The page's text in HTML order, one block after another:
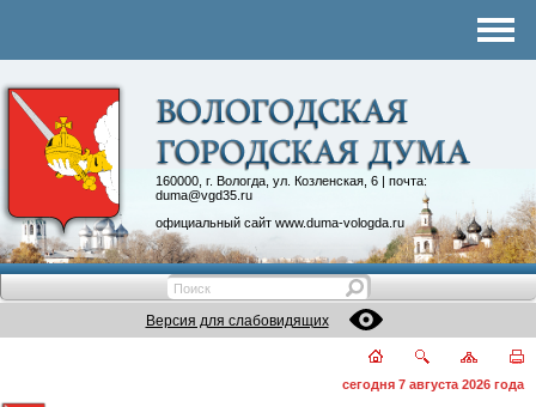
160000, г. Вологда, ул. Козленская, 6 | почта:
duma@vgd35.ru
официальный сайт www.duma-vologda.ru
Контакты
Депутатские объединения
Версия для слабовидящих
сегодня 7 августа 2026 года